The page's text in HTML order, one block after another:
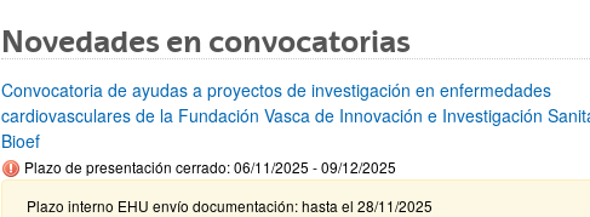
Novedades en convocatorias
Convocatoria de ayudas a proyectos de investigación en enfermedades
cardiovasculares de la Fundación Vasca de Innovación e Investigación
Bioef
Plazo de presentación cerrado: 06/11/2025 - 09/12/2025
Plazo interno EHU envío documentación: hasta el 28/11/2025